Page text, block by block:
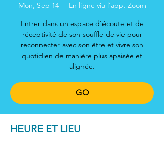
Mon, Sep 14
  |
En ligne via l'app. Zoom
Entrer dans un espace d’écoute et de
réceptivité de son souffle de vie pour
reconnecter avec son être et vivre son
quotidien de manière plus apaisée et
alignée.
GO
HEURE ET LIEU